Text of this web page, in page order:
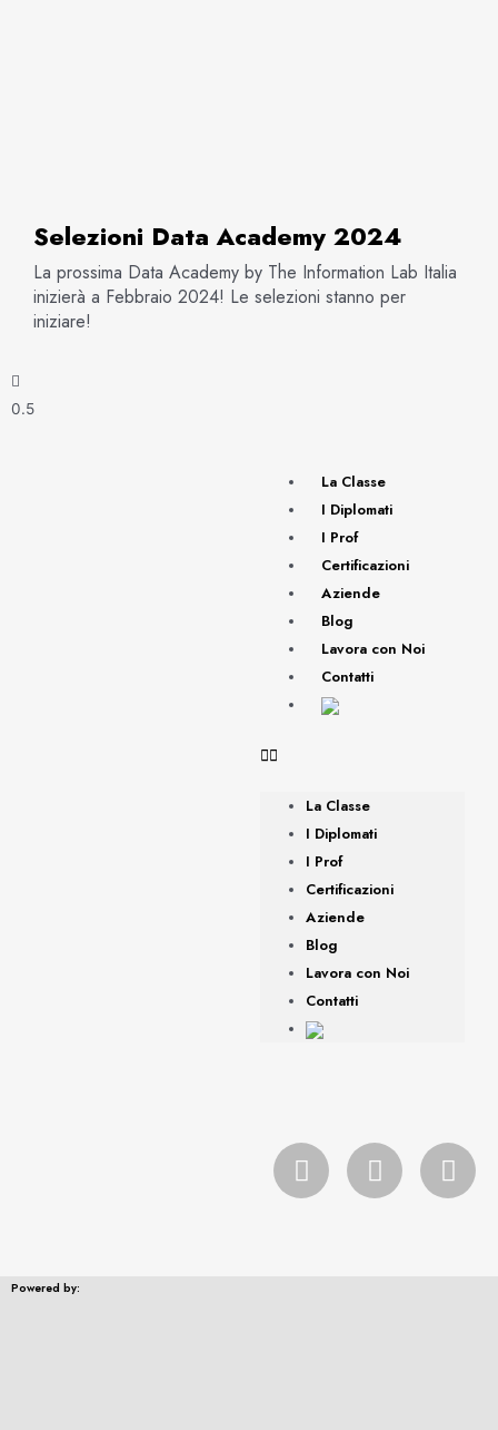
Selezioni Data Academy 2024
La prossima Data Academy by The Information Lab Italia
inizierà a Febbraio 2024! Le selezioni stanno per
iniziare!
La Classe
I Diplomati
I Prof
Certificazioni
Aziende
Blog
Lavora con Noi
Contatti
La Classe
I Diplomati
I Prof
Certificazioni
Aziende
Blog
Lavora con Noi
Contatti
Powered by: